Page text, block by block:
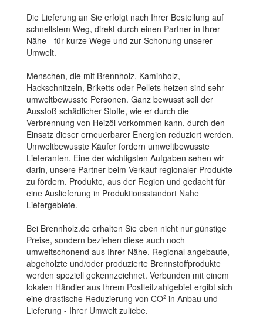
Die Lieferung an Sie erfolgt nach Ihrer Bestellung auf
schnellstem Weg, direkt durch einen Partner in Ihrer
Nähe - für kurze Wege und zur Schonung unserer
Umwelt.
Menschen, die mit Brennholz, Kaminholz,
Hackschnitzeln, Briketts oder Pellets heizen sind sehr
umweltbewusste Personen. Ganz bewusst soll der
Ausstoß schädlicher Stoffe, wie er durch die
Verbrennung von Heizöl vorkommen kann, durch den
Einsatz dieser erneuerbarer Energien reduziert werden.
Umweltbewusste Käufer fordern umweltbewusste
Lieferanten. Eine der wichtigsten Aufgaben sehen wir
darin, unsere Partner beim Verkauf regionaler Produkte
zu fördern. Produkte, aus der Region und gedacht für
eine Auslieferung in Produktionsstandort Nahe
Liefergebiete.
Bei Brennholz.de erhalten Sie eben nicht nur günstige
Preise, sondern beziehen diese auch noch
umweltschonend aus Ihrer Nähe. Regional angebaute,
abgeholzte und/oder produzierte Brennstoffprodukte
werden speziell gekennzeichnet. Verbunden mit einem
lokalen Händler aus Ihrem Postleitzahlgebiet ergibt sich
eine drastische Reduzierung von CO2 in Anbau und
Lieferung - Ihrer Umwelt zuliebe.